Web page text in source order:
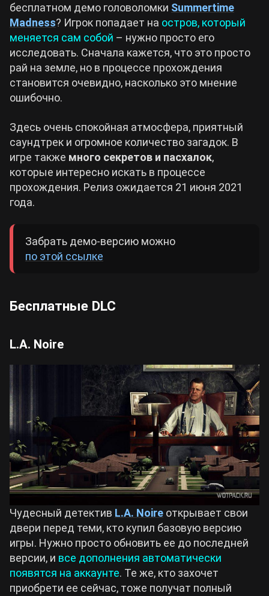
бесплатном демо головоломки Summertime
Madness? Игрок попадает на остров, который
меняется сам собой – нужно просто его
исследовать. Сначала кажется, что это просто
рай на земле, но в процессе прохождения
становится очевидно, насколько это мнение
ошибочно.
Здесь очень спокойная атмосфера, приятный
саундтрек и огромное количество загадок. В
игре также много секретов и пасхалок,
которые интересно искать в процессе
прохождения. Релиз ожидается 21 июня 2021
года.
Забрать демо-версию можно
по этой ссылке
Бесплатные DLC
L.A. Noire
Чудесный детектив L.A. Noire открывает свои
двери перед теми, кто купил базовую версию
игры. Нужно просто обновить ее до последней
версии, и все дополнения автоматически
появятся на аккаунте. Те же, кто захочет
приобрети ее сейчас, тоже получат полный